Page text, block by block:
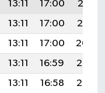
13:11 17:00
20:12
13:11 17:00
20:10
13:11 17:00
20:09
13:11 16:59
20:08
13:11 16:58
20:07